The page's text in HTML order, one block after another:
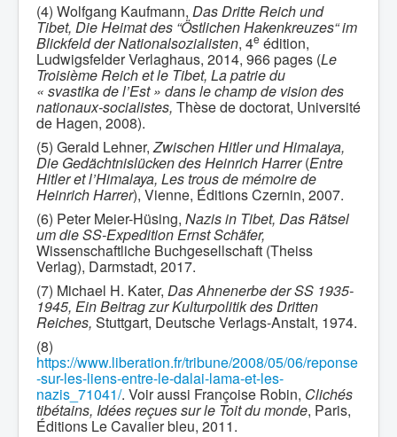
(4) Wolfgang Kaufmann, Das Dritte Reich und
Tibet, Die Heimat des “Östlichen Hakenkreuzes“ im
Blickfeld der Nationalsozialisten, 4e édition,
Ludwigsfelder Verlaghaus, 2014, 966 pages (Le
Troisième Reich et le Tibet, La patrie du
« svastika de l’Est » dans le champ de vision des
nationaux-socialistes, Thèse de doctorat, Université
de Hagen, 2008).
(5) Gerald Lehner,Zwischen Hitler und Himalaya,
Die Gedächtnislücken des Heinrich Harrer(Entre
Hitler et l’Himalaya, Les trous de mémoire de
Heinrich Harrer), Vienne, Éditions Czernin, 2007.
(6) Peter Meier-Hüsing, Nazis in Tibet, Das Rätsel
um die SS-Expedition Ernst Schäfer,
Wissenschaftliche Buchgesellschaft (Theiss
Verlag), Darmstadt, 2017.
(7) Michael H. Kater, Das Ahnenerbe der SS 1935-
1945, Ein Beitrag zur Kulturpolitik des Dritten
Reiches, Stuttgart, Deutsche Verlags-Anstalt, 1974.
(8)
https://www.liberation.fr/tribune/2008/05/06/reponse
-sur-les-liens-entre-le-dalai-lama-et-les-
nazis_71041/. Voir aussi Françoise Robin, Clichés
tibétains, Idées reçues sur le Toit du monde, Paris,
Éditions Le Cavalier bleu, 2011.